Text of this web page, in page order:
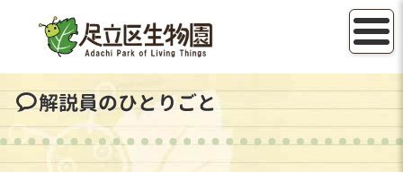
解説員のひとりごと